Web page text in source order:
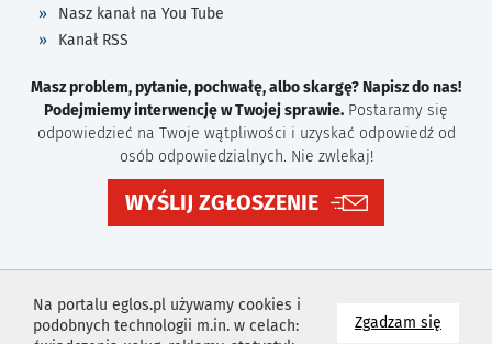
Zgadzam się
Na portalu eglos.pl używamy cookies i
podobnych technologii m.in. w celach:
Nasz kanał na You Tube
Kanał RSS
Masz problem, pytanie, pochwałę, albo skargę? Napisz do nas!
Podejmiemy interwencję w Twojej sprawie. Postaramy się
odpowiedzieć na Twoje wątpliwości i uzyskać odpowiedź od
osób odpowiedzialnych. Nie zwlekaj!
WYŚLIJ ZGŁOSZENIE